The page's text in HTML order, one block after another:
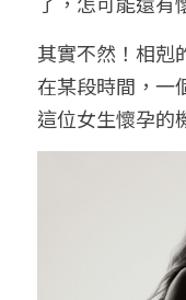
其實不然！相剋
在某段時間，一
這位女生懷孕的